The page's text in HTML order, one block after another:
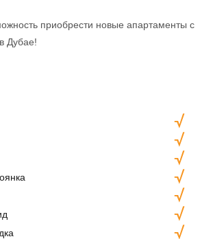
приобрести новые апартаменты с
Дубае!